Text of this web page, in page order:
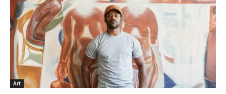
Art